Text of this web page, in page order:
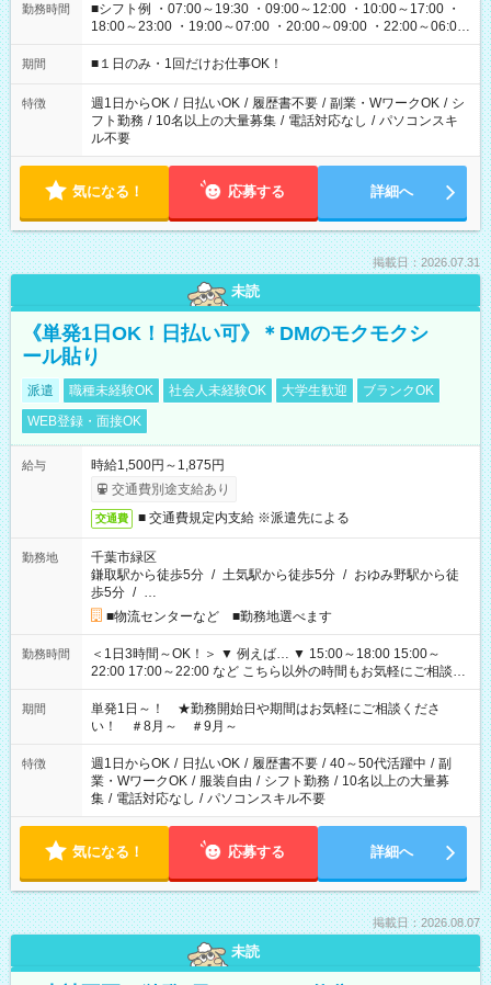
勤務時間
■シフト例 ・07:00～19:30 ・09:00～12:00 ・10:00～17:00 ・
18:00～23:00 ・19:00～07:00 ・20:00～09:00 ・22:00～06:00
etc ★最短で3時間で5,120円のお仕事から 15時間で2万円近く稼
げるお仕事も！ ご希望のお時間に合わせてご紹介！ ※シフトは
ください！
期間 ■１日のみ・1回だけお仕事OK！
特徴 週1日からOK / 日払いOK / 履歴書不要 / 副業・WワークOK / シ
フト勤務 / 10名以上の大量募集 / 電話対応なし / パソコンスキ
ル不要
気になる！ 応募する 詳細へ
掲載日：2026.07.31
未読
《単発1日OK！日払い可》＊DMのモクモクシ
ール貼り
派遣 職種未経験OK 社会人未経験OK 大学生歓迎
ブランクOK
WEB登録・面接OK
給与
時給1,500円～1,875円
交通費別途支給あり
交通費 ■ 交通費規定内支給 ※派遣先による
勤務地
千葉市緑区
鎌取駅から徒歩5分 / 土気駅から徒歩5分 / おゆみ野駅から徒
歩5分 / …
■物流センターなど ■勤務地選べます
勤務時間
＜1日3時間～OK！＞ ▼ 例えば… ▼ 15:00～18:00 15:00～
22:00 17:00～22:00 など こちら以外の時間もお気軽にご相談く
ださい！
期間
単発1日～！ ★勤務開始日や期間はお気軽にご相談くださ
い！ ＃8月～ ＃9月～
特徴 週1日からOK / 日払いOK / 履歴書不要 / 40～50代活躍中 / 副
業・WワークOK / 服装自由 / シフト勤務 / 10名以上の大量募
集 / 電話対応なし / パソコンスキル不要
気になる！ 応募する 詳細へ
掲載日：2026.08.07
未読